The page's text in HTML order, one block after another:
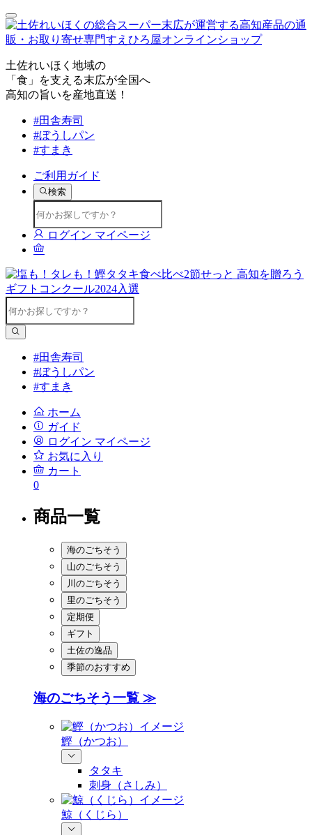
土佐れいほく地域の
「食」を支える末広が全国へ
高知の旨いを産地直送！
#田舎寿司
#ぼうしパン
#すまき
ご利用ガイド
検索
ログイン マイページ
#田舎寿司
#ぼうしパン
#すまき
ホーム
ガイド
ログイン マイページ
お気に入り
カート
0
商品一覧
海のごちそう
山のごちそう
川のごちそう
里のごちそう
定期便
ギフト
土佐の逸品
季節のおすすめ
海のごちそう一覧 ≫
鰹（かつお）
タタキ
刺身（さしみ）
鯨（くじら）